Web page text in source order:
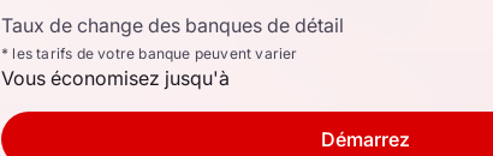
Taux de change des banques de détail
* les tarifs de votre banque peuvent varier
Vous économisez jusqu'à
Démarrez